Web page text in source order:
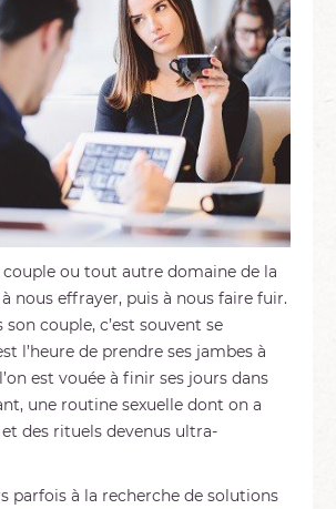
couple ou tout autre domaine de la
nous effrayer, puis à nous faire fuir.
son couple, c’est souvent se
l’heure de prendre ses jambes à
est vouée à finir ses jours dans
une routine sexuelle dont on a
des rituels devenus ultra-
parfois à la recherche de solutions